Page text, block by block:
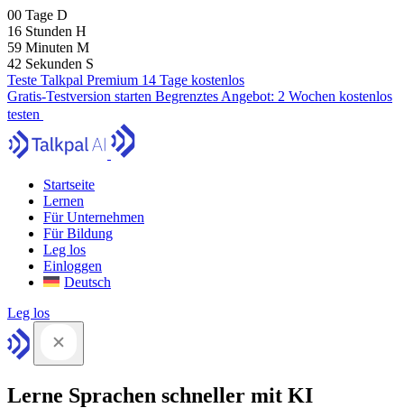
00 Tage D
16 Stunden H
59 Minuten M
41 Sekunden S
Teste Talkpal Premium 14 Tage kostenlos
Gratis-Testversion starten Begrenztes Angebot: 2 Wochen kostenlos
testen
Startseite
Lernen
Für Unternehmen
Für Bildung
Leg los
Einloggen
Deutsch
Leg los
Lerne Sprachen schneller mit KI